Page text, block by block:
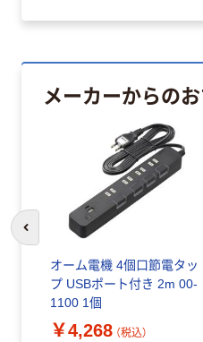
メーカーからの
オーム電機 4個口節電タッ
プ USBポート付き 2m 00-
1100 1個
￥4,268 （税込）
前のスライドへ